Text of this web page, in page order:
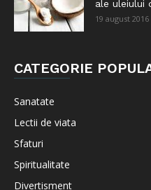
ale uleiului
19 august 2016
CATEGORIE
Sanatate
Lectii de viata
Sfaturi
Spiritualitate
Divertisment